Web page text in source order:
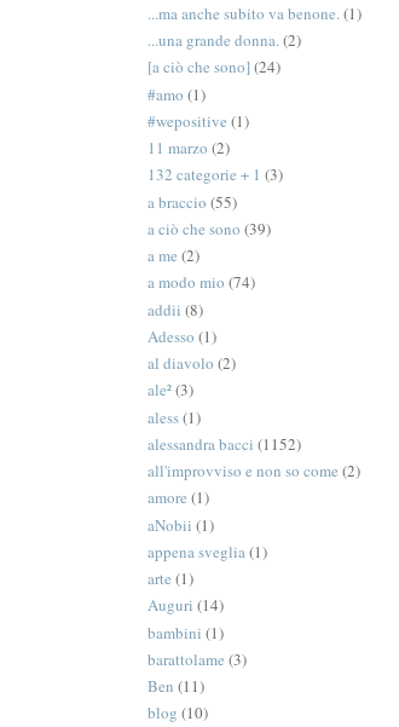
...ma anche subito va benone.(1)
...una grande donna.(2)
[a ciò che sono] (24)
#amo (1)
#wepositive (1)
11 marzo (2)
132 categorie + 1 (3)
a braccio (55)
a ciò che sono (39)
a me (2)
a modo mio (74)
addii (8)
Adesso (1)
al diavolo (2)
ale²(3)
aless(1)
alessandra bacci (1152)
all'improvviso e non so come (2)
amore (1)
aNobii (1)
appena sveglia(1)
arte (1)
Auguri (14)
bambini (1)
barattolame (3)
Ben (11)
blog (10)